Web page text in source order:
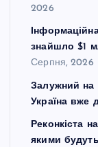
2026
знайшло $1
Серпня, 2026
Залужний на
Україна вже
Реконкіста
якими будуть